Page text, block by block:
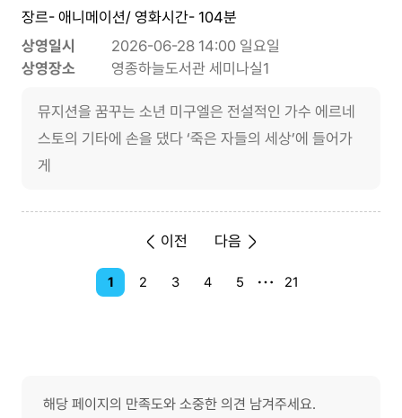
장르- 애니메이션/ 영화시간- 104분
상영일시
2026-06-28 14:00 일요일
상영장소
영종하늘도서관 세미나실1
뮤지션을 꿈꾸는 소년 미구엘은 전설적인 가수 에르네
스토의 기타에 손을 댔다 ‘죽은 자들의 세상’에 들어가
게
이전
1 2 3 4 5 21
다음
해당 페이지의 만족도와 소중한 의견 남겨주세요.